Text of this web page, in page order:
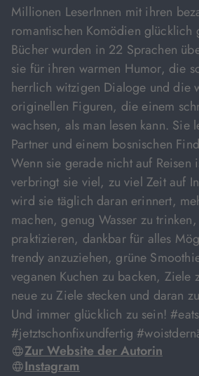
Millionen LeserInnen mit ihren
romantischen Komödien glücklich
Bücher wurden in 22 Sprachen
sie für ihren warmen Humor, die
herrlich witzigen Dialoge und die
originellen Figuren, die einem
wachsen, als man lesen kann. Sie
Partner und einem bosnischen
Wenn sie gerade nicht auf Reisen
verbringt sie viel, zu viel Zeit auf
wird sie täglich daran erinnert,
machen, genug Wasser zu
praktizieren, dankbar für alles
trendy anzuziehen, grüne
veganen Kuchen zu backen, Ziele
neue zu Ziele stecken und daran
Und immer glücklich zu sein!
#jetztschonfixundfertig
Zur Website der Autorin
Instagram